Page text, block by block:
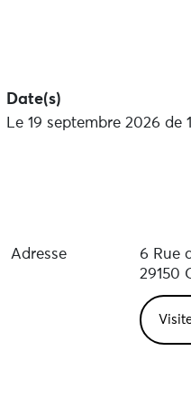
Date(s)
Le 19 septembre 2026 de
Adresse
6 Rue
29150